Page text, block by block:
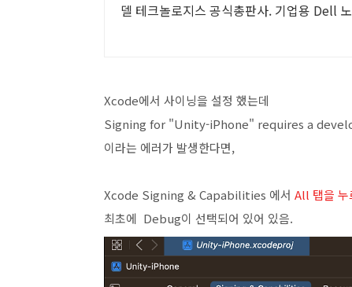
델 테크놀로지스 공식총판사. 기업용 Dell
Xcode에서 사이닝을 설정 했는데
Signing for "Unity-iPhone" requires a
이라는 에러가 발생한다면,
Xcode Signing & Capabilities 에서 All 탭을 누
최초에 Debug이 선택되어 있어 있음.